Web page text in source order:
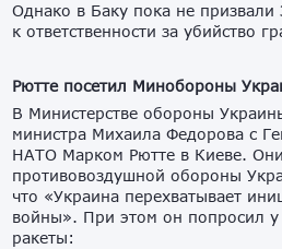
Однако в Баку пока не призвали
к ответственности за убийство
Рютте посетил Минобороны
В Министерстве обороны
министра Михаила Федорова с
НАТО Марком Рютте в Киеве.
противовоздушной обороны
что «Украина перехватывает
войны». При этом он попросил
ракеты: